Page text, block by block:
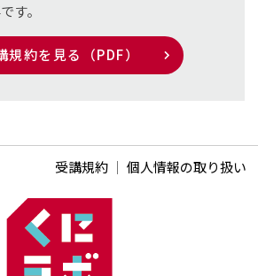
す。
規約を見る（PDF）
受講規約｜ 個人情報の取り扱い